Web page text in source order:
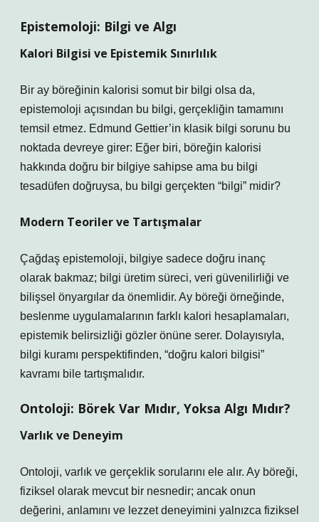
Epistemoloji: Bilgi ve Algı
Kalori Bilgisi ve Epistemik Sınırlılık
Bir ay böreğinin kalorisi somut bir bilgi olsa da,
epistemoloji açısından bu bilgi, gerçekliğin tamamını
temsil etmez. Edmund Gettier’in klasik bilgi sorunu bu
noktada devreye girer: Eğer biri, böreğin kalorisi
hakkında doğru bir bilgiye sahipse ama bu bilgi
tesadüfen doğruysa, bu bilgi gerçekten “bilgi” midir?
Modern Teoriler ve Tartışmalar
Çağdaş epistemoloji, bilgiye sadece doğru inanç
olarak bakmaz; bilgi üretim süreci, veri güvenilirliği ve
bilişsel önyargılar da önemlidir. Ay böreği örneğinde,
beslenme uygulamalarının farklı kalori hesaplamaları,
epistemik belirsizliği gözler önüne serer. Dolayısıyla,
bilgi kuramı perspektifinden, “doğru kalori bilgisi”
kavramı bile tartışmalıdır.
Ontoloji: Börek Var Mıdır, Yoksa Algı Mıdır?
Varlık ve Deneyim
Ontoloji, varlık ve gerçeklik sorularını ele alır. Ay böreği,
fiziksel olarak mevcut bir nesnedir; ancak onun
değerini, anlamını ve lezzet deneyimini yalnızca fiziksel